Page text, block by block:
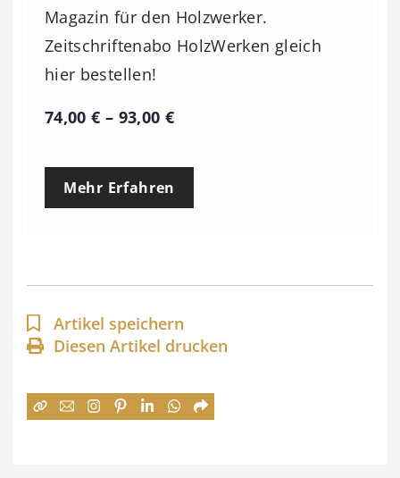
Magazin für den Holzwerker.
Zeitschriftenabo HolzWerken gleich
hier bestellen!
74,00€ – 93,00 €P
e
p
a
n
e
Mehr Erfahren
Artikel speichern
Diesen Artikel drucken